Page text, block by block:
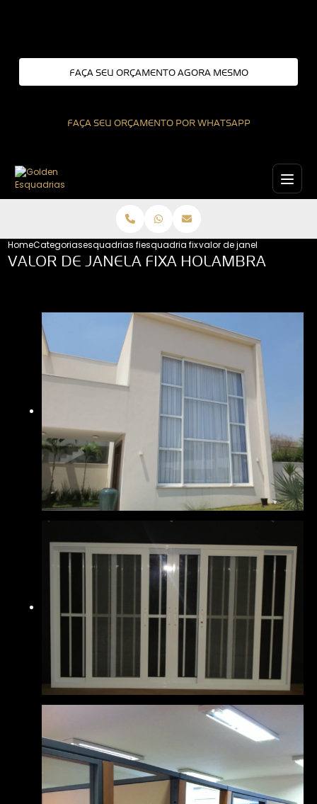
FAÇA SEU ORÇAMENTO AGORA MESMO
FAÇA SEU ORÇAMENTO POR WHATSAPP
HomeCategoriasesquadrias fixasesquadria fixavalor de janela fixa
VALOR DE JANELA FIXA HOLAMBRA